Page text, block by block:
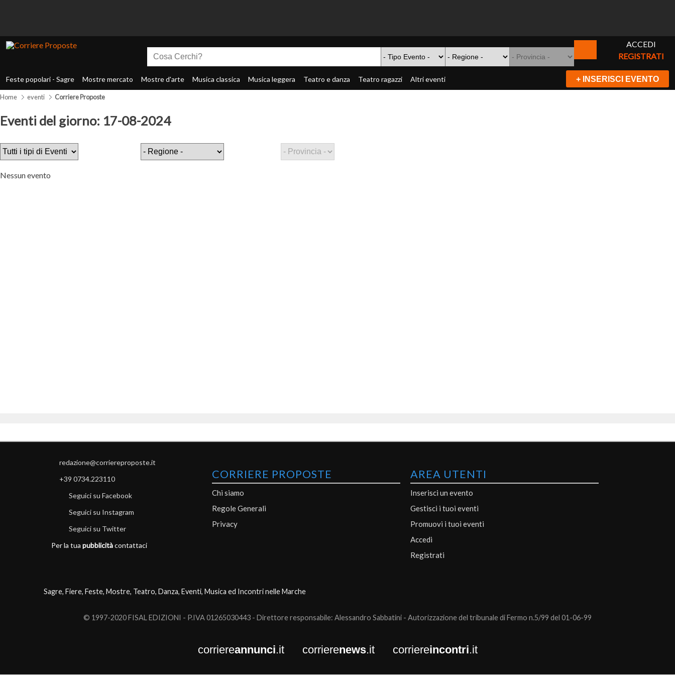
ACCEDI
REGISTRATI
Feste popolari - Sagre Mostre mercato Mostre d'arte Musica classica Musica leggera Teatro e danza Teatro ragazzi Altri eventi + INSERISCI EVENTO
Home eventi Corriere Proposte
Eventi del giorno: 17-08-2024
Nessun evento
redazione@corriereproposte.it
+39 0734.223110
Seguici su Facebook
Seguici su Instagram
Seguici su Twitter
Per la tua pubblicitàcontattaci
CORRIERE PROPOSTE
Chi siamo
Regole Generali
Privacy
AREA UTENTI
Inserisci un evento
Gestisci i tuoi eventi
Promuovi i tuoi eventi
Accedi
Registrati
Sagre, Fiere, Feste, Mostre, Teatro, Danza, Eventi, Musica ed Incontri nelle Marche
© 1997-2020 FISAL EDIZIONI - P.IVA 01265030443 - Direttore responsabile: Alessandro Sabbatini - Autorizzazione del tribunale di Fermo n.5/99 del 01-06-99
corriereannunci.it corrierenews.it corriereincontri.it